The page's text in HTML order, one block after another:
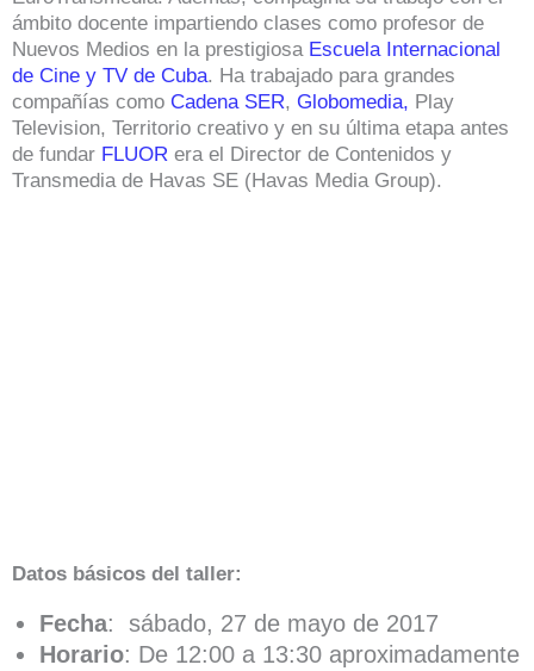
ámbito docente impartiendo clases como profesor de
Nuevos Medios en la prestigiosa Escuela Internacional
de Cine y TV de Cuba. Ha trabajado para grandes
compañías como Cadena SER, Globomedia, Play
Television, Territorio creativo y en su última etapa antes
de fundar FLUOR era el Director de Contenidos y
Transmedia de Havas SE (Havas Media Group).
Datos básicos del taller:
Fecha: sábado, 27 de mayo de 2017
Horario: De 12:00 a 13:30 aproximadamente